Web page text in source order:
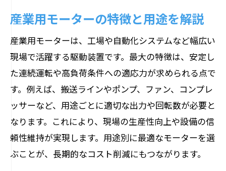
用途に応じたモーター選定のポイントとは
産業用モーター用途別の最適な選び方
工場設備で使うモーター選定の注意点
用途に合わせたモーター種類と特徴比較
汎用モーターと専用モーターの違い解説
業界ごとに異なるモーターの選定基準
用途に応じたモーター性能の見極め方
信頼性を高めるモーターの種類と特徴
産業用モーターの特徴と用途を解説
産業用モーターは、工場や自動化システムなど幅広い
現場で活躍する駆動装置です。最大の特徴は、安定し
た連続運転や高負荷条件への適応力が求められる点で
す。例えば、搬送ラインやポンプ、ファン、コンプレ
ッサーなど、用途ごとに適切な出力や回転数が必要と
なります。これにより、現場の生産性向上や設備の信
頼性維持が実現します。用途別に最適なモーターを選
ぶことが、長期的なコスト削減にもつながります。